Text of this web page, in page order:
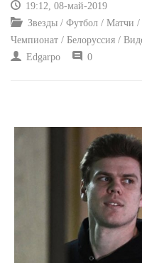
СПОРТ
ВОЕННЫЕ ДЕЙСТВИЯ
19:12, 08-май-2019
Звезды / Футбол / Матчи
Чемпионат / Белоруссия /
Edgarpo
0